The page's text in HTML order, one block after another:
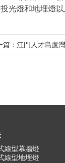
光燈和地埋燈以
篇：江門人才島盧
線型幕牆燈
線型地埋燈